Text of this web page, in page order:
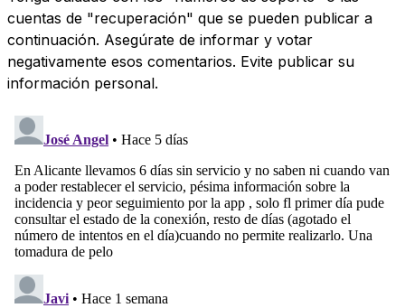
cuentas de "recuperación" que se pueden publicar a
continuación. Asegúrate de informar y votar
negativamente esos comentarios. Evite publicar su
información personal.